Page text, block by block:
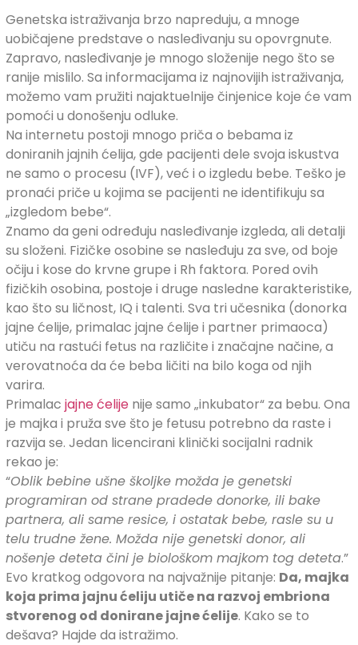
Genetska istraživanja brzo napreduju, a mnoge
uobičajene predstave o nasleđivanju su opovrgnute.
Zapravo, nasleđivanje je mnogo složenije nego što se
ranije mislilo. Sa informacijama iz najnovijih istraživanja,
možemo vam pružiti najaktuelnije činjenice koje će vam
pomoći u donošenju odluke.
Na internetu postoji mnogo priča o bebama iz
doniranih jajnih ćelija, gde pacijenti dele svoja iskustva
ne samo o procesu (IVF), već i o izgledu bebe. Teško je
pronaći priče u kojima se pacijenti ne identifikuju sa
„izgledom bebe“.
Znamo da geni određuju nasleđivanje izgleda, ali detalji
su složeni. Fizičke osobine se nasleđuju za sve, od boje
očiju i kose do krvne grupe i Rh faktora. Pored ovih
fizičkih osobina, postoje i druge nasledne karakteristike,
kao što su ličnost, IQ i talenti. Sva tri učesnika (donorka
jajne ćelije, primalac jajne ćelije i partner primaoca)
utiču na rastući fetus na različite i značajne načine, a
verovatnoća da će beba ličiti na bilo koga od njih
varira.
Primalac jajne ćelije nije samo „inkubator“ za bebu. Ona
je majka i pruža sve što je fetusu potrebno da raste i
razvija se. Jedan licencirani klinički socijalni radnik
rekao je:
“Oblik bebine ušne školjke možda je genetski
programiran od strane pradede donorke, ili bake
partnera, ali same resice, i ostatak bebe, rasle su u
telu trudne žene. Možda nije genetski donor, ali
nošenje deteta čini je biološkom majkom tog deteta.”
Evo kratkog odgovora na najvažnije pitanje: Da, majka
koja prima jajnu ćeliju utiče na razvoj embriona
stvorenog od donirane jajne ćelije. Kako se to
dešava? Hajde da istražimo.